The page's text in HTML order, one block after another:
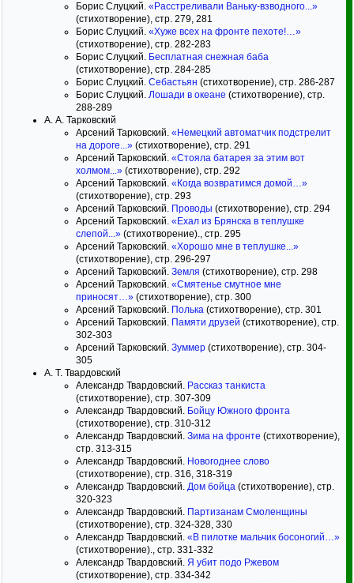
Борис Слуцкий. «Расстреливали Ваньку-взводного...»
(стихотворение), стр. 279, 281
Борис Слуцкий. «Хуже всех на фронте пехоте!…»
(стихотворение), стр. 282-283
Борис Слуцкий. Бесплатная снежная баба
(стихотворение), стр. 284-285
Борис Слуцкий. Себастьян (стихотворение), стр. 286-287
Борис Слуцкий. Лошади в океане (стихотворение), стр.
288-289
А. А. Тарковский
Арсений Тарковский. «Немецкий автоматчик подстрелит
на дороге...» (стихотворение), стр. 291
Арсений Тарковский. «Стояла батарея за этим вот
холмом...» (стихотворение), стр. 292
Арсений Тарковский. «Когда возвратимся домой…»
(стихотворение), стр. 293
Арсений Тарковский. Проводы (стихотворение), стр. 294
Арсений Тарковский. «Ехал из Брянска в теплушке
слепой...» (стихотворение)., стр. 295
Арсений Тарковский. «Хорошо мне в теплушке...»
(стихотворение), стр. 296-297
Арсений Тарковский. Земля (стихотворение), стр. 298
Арсений Тарковский. «Смятенье смутное мне
приносят…» (стихотворение), стр. 300
Арсений Тарковский. Полька (стихотворение), стр. 301
Арсений Тарковский. Памяти друзей (стихотворение), стр.
302-303
Арсений Тарковский. Зуммер (стихотворение), стр. 304-
305
А. Т. Твардовский
Александр Твардовский. Рассказ танкиста
(стихотворение), стр. 307-309
Александр Твардовский. Бойцу Южного фронта
(стихотворение), стр. 310-312
Александр Твардовский. Зима на фронте (стихотворение),
стр. 313-315
Александр Твардовский. Новогоднее слово
(стихотворение), стр. 316, 318-319
Александр Твардовский. Дом бойца (стихотворение), стр.
320-323
Александр Твардовский. Партизанам Смоленщины
(стихотворение), стр. 324-328, 330
Александр Твардовский. «В пилотке мальчик босоногий…»
(стихотворение)., стр. 331-332
Александр Твардовский. Я убит подо Ржевом
(стихотворение), стр. 334-342